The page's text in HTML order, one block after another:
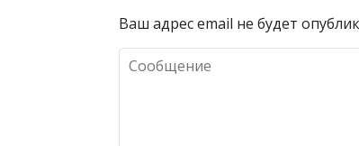
Ваш адрес email не будет